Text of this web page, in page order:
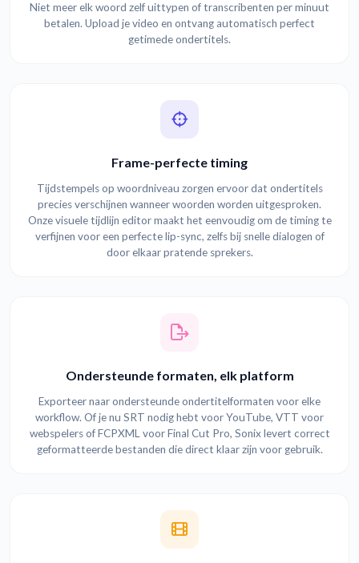
Niet meer elk woord zelf uittypen of transcribenten per minuut
betalen. Upload je video en ontvang automatisch perfect
getimede ondertitels.
Frame-perfecte timing
Tijdstempels op woordniveau zorgen ervoor dat ondertitels
precies verschijnen wanneer woorden worden uitgesproken.
Onze visuele tijdlijn editor maakt het eenvoudig om de timing te
verfijnen voor een perfecte lip-sync, zelfs bij snelle dialogen of
door elkaar pratende sprekers.
Ondersteunde formaten, elk platform
Exporteer naar ondersteunde ondertitelformaten voor elke
workflow. Of je nu SRT nodig hebt voor YouTube, VTT voor
webspelers of FCPXML voor Final Cut Pro, Sonix levert correct
geformatteerde bestanden die direct klaar zijn voor gebruik.